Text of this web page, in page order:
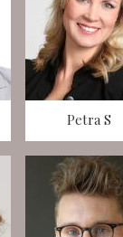
Petra S